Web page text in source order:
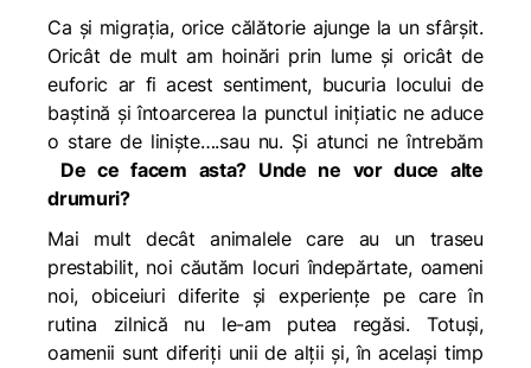
Ca și migrația, orice călătorie ajunge la un sfârșit.
Oricât de mult am hoinări prin lume și oricât de
euforic ar fi acest sentiment, bucuria locului de
baștină și întoarcerea la punctul inițiatic ne aduce
o stare de liniște….sau nu. Și atunci ne întrebăm
De ce facem asta? Unde ne vor duce alte
drumuri?
Mai mult decât animalele care au un traseu
prestabilit, noi căutăm locuri îndepărtate, oameni
noi, obiceiuri diferite și experiențe pe care în
rutina zilnică nu le-am putea regăsi. Totuși,
oamenii sunt diferiți unii de alții și, în același timp